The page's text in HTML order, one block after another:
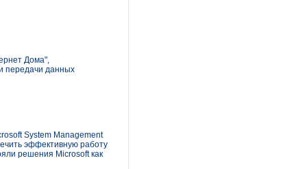
Дома",
передачи данных
System Management
эффективную работу
решения Microsoft как